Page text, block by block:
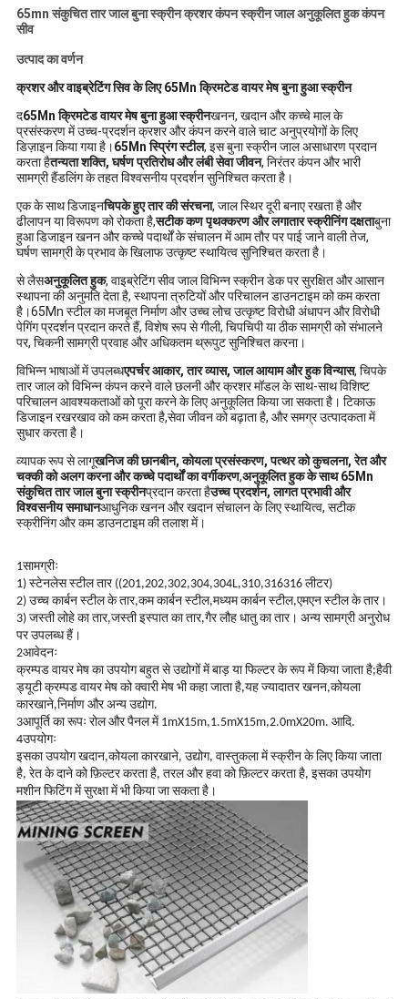
65mn संकुचित तार जाल बुना स्क्रीन क्रशर कंपन स्क्रीन जाल अनुकूलित हुक कंपन
सीव
उत्पाद का वर्णन
क्रशर और वाइब्रेटिंग सिव के लिए 65Mn क्रिमटेड वायर मेष बुना हुआ स्क्रीन
द65Mn क्रिमटेड वायर मेष बुना हुआ स्क्रीनखनन, खदान और कच्चे माल के
प्रसंस्करण में उच्च-प्रदर्शन क्रशर और कंपन करने वाले चाट अनुप्रयोगों के लिए
डिज़ाइन किया गया है।65Mn स्प्रिंग स्टील, इस बुना स्क्रीन जाल असाधारण प्रदान
करता हैतन्यता शक्ति, घर्षण प्रतिरोध और लंबी सेवा जीवन, निरंतर कंपन और भारी
सामग्री हैंडलिंग के तहत विश्वसनीय प्रदर्शन सुनिश्चित करता है।
एक के साथ डिजाइनचिपके हुए तार की संरचना, जाल स्थिर दूरी बनाए रखता है और
ढीलापन या विरूपण को रोकता है,सटीक कण पृथक्करण और लगातार स्क्रीनिंग दक्षताबुना
हुआ डिजाइन खनन और कच्चे पदार्थों के संचालन में आम तौर पर पाई जाने वाली तेज,
घर्षण सामग्री के प्रभाव के खिलाफ उत्कृष्ट स्थायित्व सुनिश्चित करता है।
से लैसअनुकूलित हुक, वाइब्रेटिंग सीव जाल विभिन्न स्क्रीन डेक पर सुरक्षित और आसान
स्थापना की अनुमति देता है, स्थापना त्रुटियों और परिचालन डाउनटाइम को कम करता
है।65Mn स्टील का मजबूत निर्माण और उच्च लोच उत्कृष्ट विरोधी अंधापन और विरोधी
पेगिंग प्रदर्शन प्रदान करते हैं, विशेष रूप से गीली, चिपचिपी या ठीक सामग्री को संभालने
पर, चिकनी सामग्री प्रवाह और अधिकतम थ्रूपुट सुनिश्चित करना।
विभिन्न भाषाओं में उपलब्धएपर्चर आकार, तार व्यास, जाल आयाम और हुक विन्यास, चिपके
तार जाल को विभिन्न कंपन करने वाले छलनी और क्रशर मॉडल के साथ-साथ विशिष्ट
परिचालन आवश्यकताओं को पूरा करने के लिए अनुकूलित किया जा सकता है। टिकाऊ
डिजाइन रखरखाव को कम करता है,सेवा जीवन को बढ़ाता है, और समग्र उत्पादकता में
सुधार करता है।
व्यापक रूप से लागूखनिज की छानबीन, कोयला प्रसंस्करण, पत्थर को कुचलना, रेत और
चक्की को अलग करना और कच्चे पदार्थों का वर्गीकरण,अनुकूलित हुक के साथ 65Mn
संकुचित तार जाल बुना स्क्रीनप्रदान करता हैउच्च प्रदर्शन, लागत प्रभावी और
विश्वसनीय समाधानआधुनिक खनन और खदान संचालन के लिए स्थायित्व, सटीक
स्क्रीनिंग और कम डाउनटाइम की तलाश में।
1सामग्रीः
1) स्टेनलेस स्टील तार ((201,202,302,304,304L,310,316316 लीटर)
2) उच्च कार्बन स्टील के तार,कम कार्बन स्टील,मध्यम कार्बन स्टील,एमएन स्टील के तार।
3) जस्ती लोहे का तार,जस्ती इस्पात का तार,गैर लौह धातु का तार। अन्य सामग्री अनुरोध
पर उपलब्ध हैं।
2आवेदनः
क्रम्पड वायर मेष का उपयोग बहुत से उद्योगों में बाड़ या फिल्टर के रूप में किया जाता है;हैवी
ड्यूटी क्रम्पड वायर मेष को क्वारी मेष भी कहा जाता है,यह ज्यादातर खनन,कोयला
कारखाने,निर्माण और अन्य उद्योग.
3आपूर्ति का रूपः रोल और पैनल में 1mX15m,1.5mX15m,2.0mX20m. आदि.
4उपयोगः
इसका उपयोग खदान,कोयला कारखाने, उद्योग, वास्तुकला में स्क्रीन के लिए किया जाता
है, रेत के दाने को फ़िल्टर करता है, तरल और हवा को फ़िल्टर करता है, इसका उपयोग
मशीन फिटिंग में सुरक्षा में भी किया जा सकता है।